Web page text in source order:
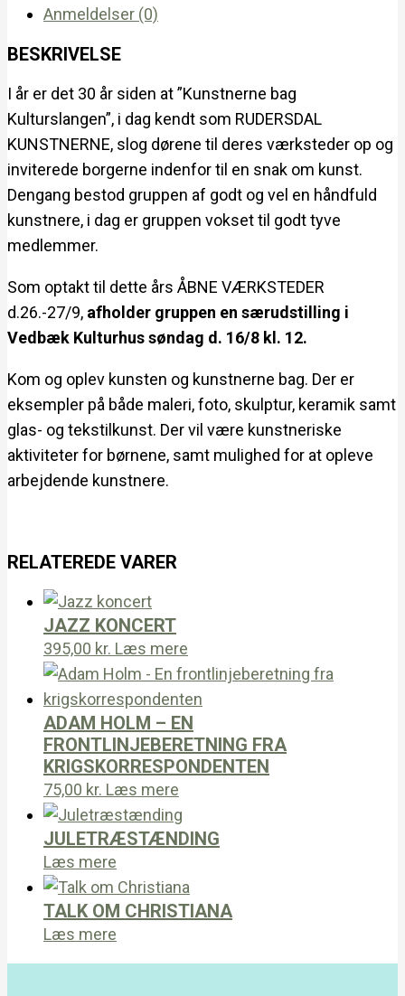
Anmeldelser (0)
BESKRIVELSE
I år er det 30 år siden at ”Kunstnerne bag
Kulturslangen”, i dag kendt som RUDERSDAL
KUNSTNERNE, slog dørene til deres værksteder op og
inviterede borgerne indenfor til en snak om kunst.
Dengang bestod gruppen af godt og vel en håndfuld
kunstnere, i dag er gruppen vokset til godt tyve
medlemmer.
Som optakt til dette års ÅBNE VÆRKSTEDER
d.26.-27/9, afholder gruppen en særudstilling i
Vedbæk Kulturhus søndag d. 16/8 kl. 12.
Kom og oplev kunsten og kunstnerne bag. Der er
eksempler på både maleri, foto, skulptur, keramik samt
glas- og tekstilkunst. Der vil være kunstneriske
aktiviteter for børnene, samt mulighed for at opleve
arbejdende kunstnere.
RELATEREDE VARER
JAZZ KONCERT
395,00 kr. Læs mere
ADAM HOLM – EN
FRONTLINJEBERETNING FRA
KRIGSKORRESPONDENTEN
75,00 kr. Læs mere
JULETRÆSTÆNDING
Læs mere
TALK OM CHRISTIANA
Læs mere